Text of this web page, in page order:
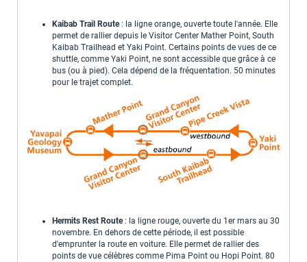
Kaibab Trail Route: la ligne orange, ouverte toute l'année. Elle
permet de rallier depuis le Visitor Center Mather Point, South
Kaibab Trailhead et Yaki Point. Certains points de vues de ce
shuttle, comme Yaki Point, ne sont accessible que grâce à ce
bus (ou à pied). Cela dépend de la fréquentation. 50 minutes
pour le trajet complet.
Hermits Rest Route: la ligne rouge, ouverte du 1er mars au 30
novembre. En dehors de cette période, il est possible
d'emprunter la route en voiture. Elle permet de rallier des
points de vue célèbres comme Pima Point ou Hopi Point. 80